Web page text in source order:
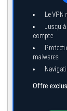
Le
Jusqu’à
compte
malwares
Offre